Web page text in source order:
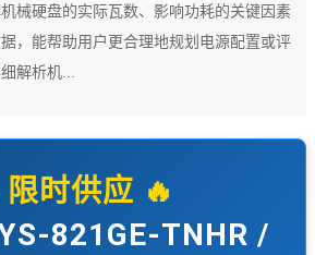
械硬盘的实际瓦数、影响功耗的关键因素
，能帮助用户更合理地规划电源配置或评
解析机...
限时供应 🔥
821GE-TNHR /